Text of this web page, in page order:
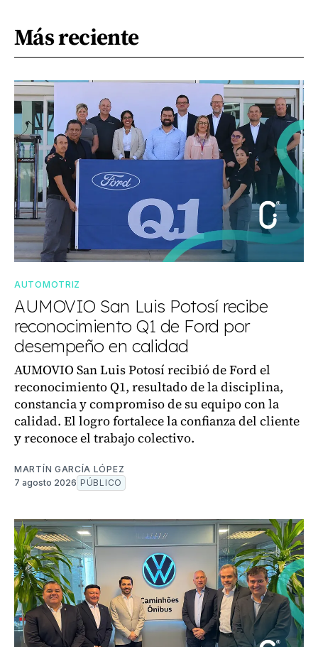
Más reciente
AUTOMOTRIZ
AUMOVIO San Luis Potosí recibe
reconocimiento Q1 de Ford por
desempeño en calidad
AUMOVIO San Luis Potosí recibió de Ford el
reconocimiento Q1, resultado de la disciplina,
constancia y compromiso de su equipo con la
calidad. El logro fortalece la confianza del cliente
y reconoce el trabajo colectivo.
MARTÍN GARCÍA LÓPEZ
7 agosto 2026 PÚBLICO